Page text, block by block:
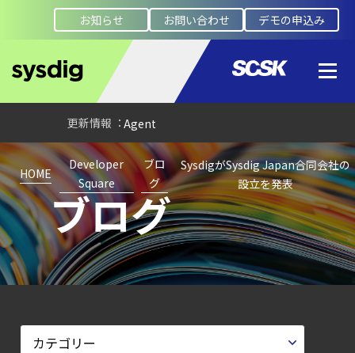
お知らせ お問い合わせ デモの申込み
年に脅威の状況を根本から変えた
4 つの側面
セキュリティ運用の効率化を実現するSysdig
Agent
Local機能の実装ガイド
【お知らせ】
ブログを更新しました
【ブログ】
JADEPUFFER
の進化：
モデルの破壊を目的としたランサムウェアを
ブログ
HOME
Developer
Square
ブロ
グ
SysdigがSysdig Japan合同会社の
設立を発表